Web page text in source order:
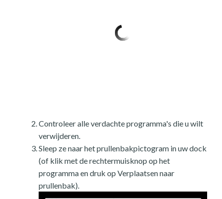
Controleer alle verdachte programma's die u wilt
verwijderen.
Sleep ze naar het prullenbakpictogram in uw dock
(of klik met de rechtermuisknop op het
programma en druk op Verplaatsen naar
prullenbak).